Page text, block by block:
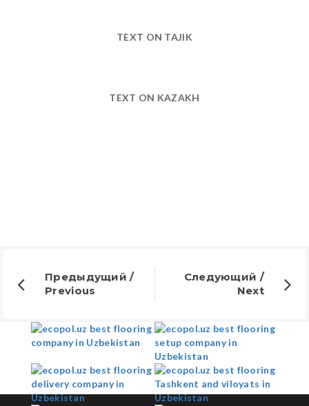
TEXT ON TAJIK
TEXT ON KAZAKH
Предыдущий /
Previous
Следующий /
Next